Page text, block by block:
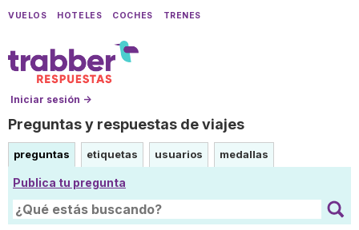
VUELOS HOTELES COCHES TRENES
Iniciar sesión →
Preguntas y respuestas de viajes
preguntas etiquetas usuarios medallas
Publica tu pregunta